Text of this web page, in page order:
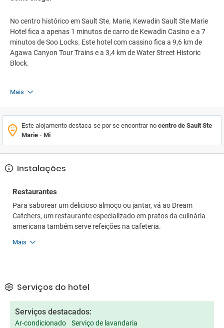
No centro histórico em Sault Ste. Marie, Kewadin Sault Ste Marie
Hotel fica a apenas 1 minutos de carro de Kewadin Casino e a 7
minutos de Soo Locks. Este hotel com cassino fica a 9,6 km de
Agawa Canyon Tour Trains e a 3,4 km de Water Street Historic
Block.
Mais
Este alojamento destaca-se por se encontrar no centro de Sault Ste
Marie - Mi
Instalações
Restaurantes
Para saborear um delicioso almoço ou jantar, vá ao Dream
Catchers, um restaurante especializado em pratos da culinária
americana também serve refeições na cafeteria.
Mais
Serviços do hotel
Serviços destacados:
Ar-condicionado
Serviço de lavandaria